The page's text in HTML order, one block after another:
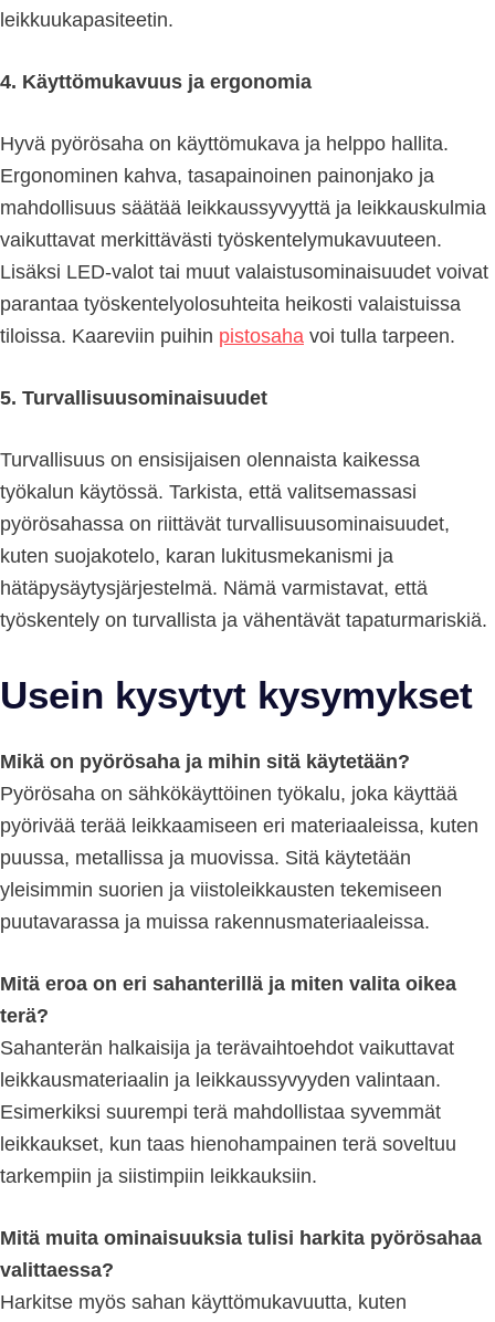
leikkuukapasiteetin.
4. Käyttömukavuus ja ergonomia
Hyvä pyörösaha on käyttömukava ja helppo hallita.
Ergonominen kahva, tasapainoinen painonjako ja
mahdollisuus säätää leikkaussyvyyttä ja leikkauskulmia
vaikuttavat merkittävästi työskentelymukavuuteen.
Lisäksi LED-valot tai muut valaistusominaisuudet voivat
parantaa työskentelyolosuhteita heikosti valaistuissa
tiloissa. Kaareviin puihin pistosaha voi tulla tarpeen.
5. Turvallisuusominaisuudet
Turvallisuus on ensisijaisen olennaista kaikessa
työkalun käytössä. Tarkista, että valitsemassasi
pyörösahassa on riittävät turvallisuusominaisuudet,
kuten suojakotelo, karan lukitusmekanismi ja
hätäpysäytysjärjestelmä. Nämä varmistavat, että
työskentely on turvallista ja vähentävät tapaturmariskiä.
Usein kysytyt kysymykset
Mikä on pyörösaha ja mihin sitä käytetään?
Pyörösaha on sähkökäyttöinen työkalu, joka käyttää
pyörivää terää leikkaamiseen eri materiaaleissa, kuten
puussa, metallissa ja muovissa. Sitä käytetään
yleisimmin suorien ja viistoleikkausten tekemiseen
puutavarassa ja muissa rakennusmateriaaleissa.
Mitä eroa on eri sahanterillä ja miten valita oikea
terä?
Sahanterän halkaisija ja terävaihtoehdot vaikuttavat
leikkausmateriaalin ja leikkaussyvyyden valintaan.
Esimerkiksi suurempi terä mahdollistaa syvemmät
leikkaukset, kun taas hienohampainen terä soveltuu
tarkempiin ja siistimpiin leikkauksiin.
Mitä muita ominaisuuksia tulisi harkita pyörösahaa
valittaessa?
Harkitse myös sahan käyttömukavuutta, kuten